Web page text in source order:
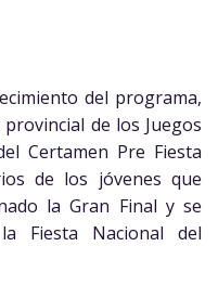
del programa,
de los Juegos
Certamen Pre Fiesta
de los jóvenes que
la Gran Final y se
Fiesta Nacional del